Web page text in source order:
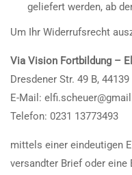
geliefert werden, ab
Um Ihr Widerrufsrecht
Via Vision Fortbildung –
Dresdener Str. 49 B,
E-Mail:
Telefon: 0231 13773493
mittels einer eindeutigen
versandter Brief oder eine